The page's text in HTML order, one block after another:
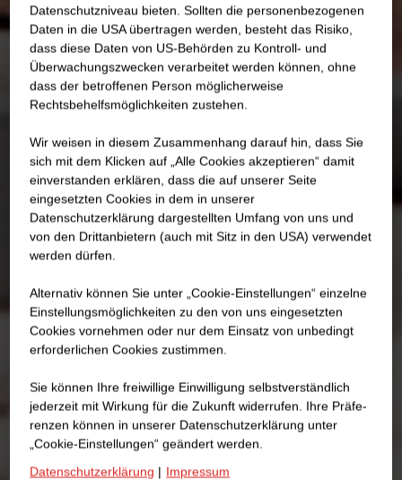
Datenschutzniveau bieten. Sollten die personenbezogenen
Daten in die USA übertragen werden, besteht das Risiko,
dass diese Daten von US-Behörden zu Kontroll- und
Überwachungszwecken verarbeitet werden können, ohne
dass der betroffenen Person möglicherweise
Rechtsbehelfsmöglichkeiten zustehen.
Wir weisen in diesem Zusammenhang darauf hin, dass Sie
sich mit dem Klicken auf „Alle Cookies akzeptieren“ damit
ein­ver­standen erklären, dass die auf unserer Seite
eingesetzten Cookies in dem in unserer
Datenschutzerklärung dargestellten Umfang von uns und
von den Drittanbietern (auch mit Sitz in den USA) verwendet
werden dürfen.
Alternativ können Sie unter „Cookie-Einstellungen“ einzelne
Einstellungsmöglichkeiten zu den von uns eingesetzten
Cookies vornehmen oder nur dem Einsatz von unbedingt
erforderlichen Cookies zustimmen.
Sie können Ihre freiwillige Einwilligung selbstverständlich
jederzeit mit Wirkung für die Zukunft widerrufen. Ihre Prä­fe­
renzen können in unserer Datenschutzerklärung unter
„Cookie-Einstellungen“ geändert werden.
Datenschutzerklärung | Impressum